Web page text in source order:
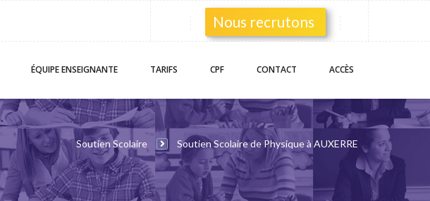
Nous recrutons
ÉQUIPEENSEIGNANTE TARIFS CPF CONTACT ACCÈS
Soutien Scolaire Soutien Scolaire de Physique à AUXERRE